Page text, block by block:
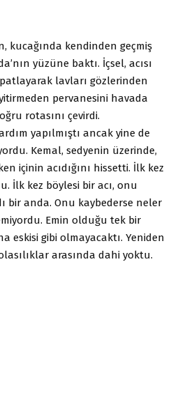
kucağında kendinden geçmiş
yüzüne baktı. İçsel, acısı
lavları gözlerinden
pervanesini havada
rotasını çevirdi.
yapılmıştı ancak yine de
Kemal, sedyenin üzerinde,
içinin acıdığını hissetti. İlk kez
İlk kez böylesi bir acı, onu
bir anda. Onu kaybederse neler
Emin olduğu tek bir
eskisi gibi olmayacaktı. Yeniden
arasında dahi yoktu.